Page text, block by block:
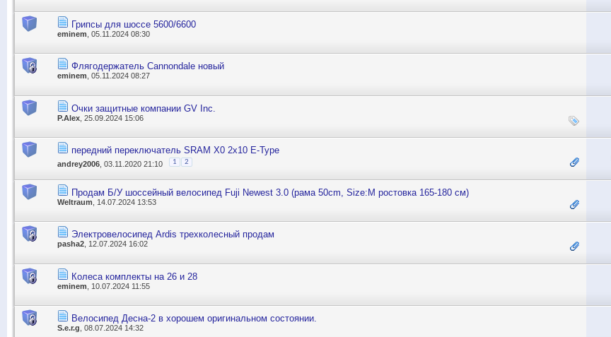
Грипсы для шоссе 5600/6600
eminem , 05.11.2024 08:30
Флягодержатель Cannondale новый
eminem , 05.11.2024 08:27
Очки защитные компании GV Inc.
P.Alex , 25.09.2024 15:06
передний переключатель SRAM X0 2x10 E-Type
andrey2006 , 03.11.2020 21:10 1 2
Продам Б/У шоссейный велосипед Fuji Newest 3.0 (рама 50cm, Size:M ростовка 165-180 см)
Weltraum , 14.07.2024 13:53
Электровелосипед Ardis трехколесный продам
pasha2 , 12.07.2024 16:02
Колеса комплекты на 26 и 28
eminem , 10.07.2024 11:55
Велосипед Десна-2 в хорошем оригинальном состоянии.
S.e.r.g , 08.07.2024 14:32